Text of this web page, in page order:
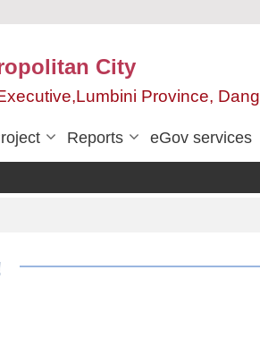
City
Province, Dang
Reports eGov services